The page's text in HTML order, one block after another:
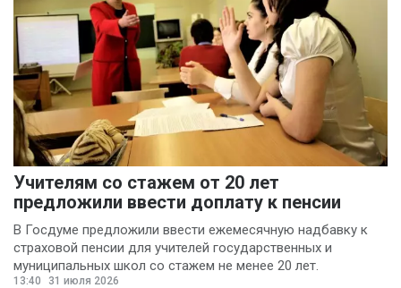
Учителям со стажем от 20 лет
предложили ввести доплату к пенсии
В Госдуме предложили ввести ежемесячную надбавку к
страховой пенсии для учителей государственных и
муниципальных школ со стажем не менее 20 лет.
13:40
31 июля 2026